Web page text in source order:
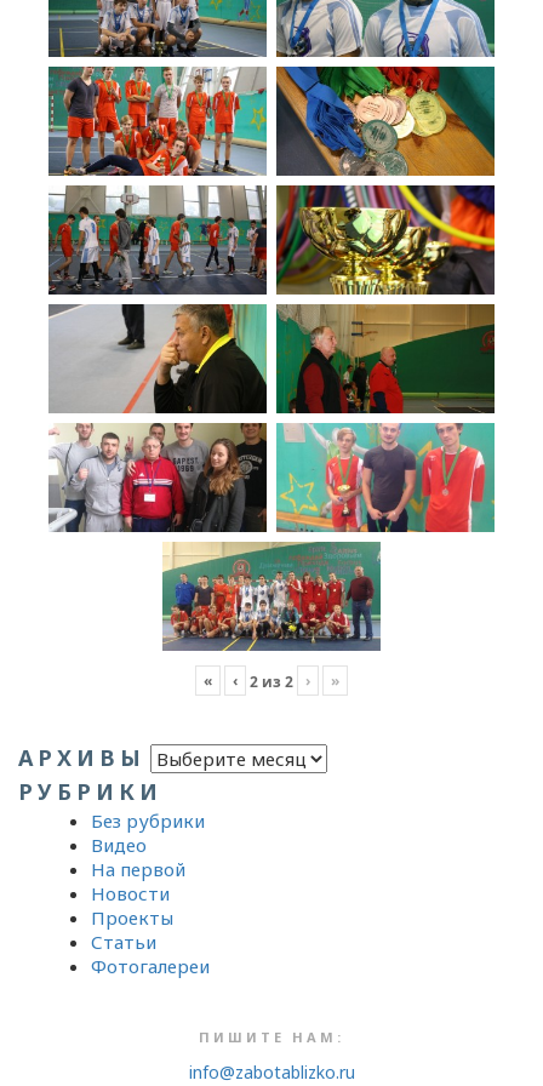
« ‹ 2 из 2 › »
АРХИВЫ Архивы
РУБРИКИ
Без рубрики
Видео
На первой
Новости
Проекты
Статьи
Фотогалереи
ПИШИТЕ НАМ:
info@zabotablizko.ru